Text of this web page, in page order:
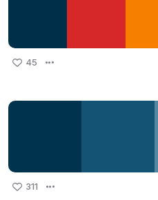
45
311